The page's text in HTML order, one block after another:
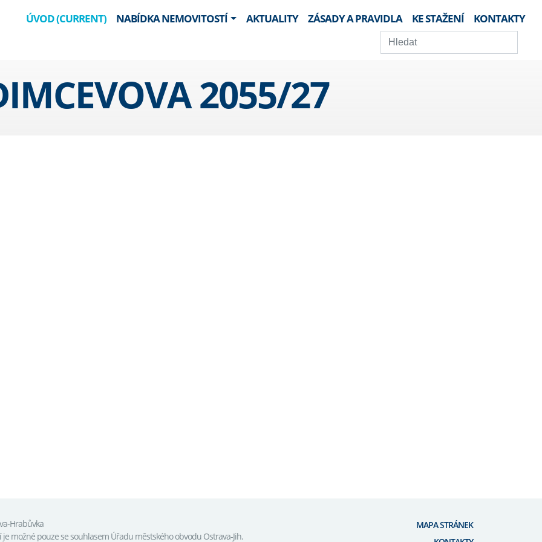
ÚVOD(CURRENT) NABÍDKA NEMOVITOSTÍ AKTUALITY ZÁSADY A PRAVIDLA KE STAŽENÍ KONTAKTY
2055/27
Hrabůvka
možné pouze se souhlasem Úřadu městského obvodu Ostrava-Jih.
MAPA STRÁNEK